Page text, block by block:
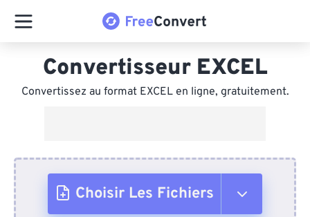
Convertisseur EXCEL
Convertissez au format EXCEL en ligne, gratuitement.
Choisir Les Fichiers